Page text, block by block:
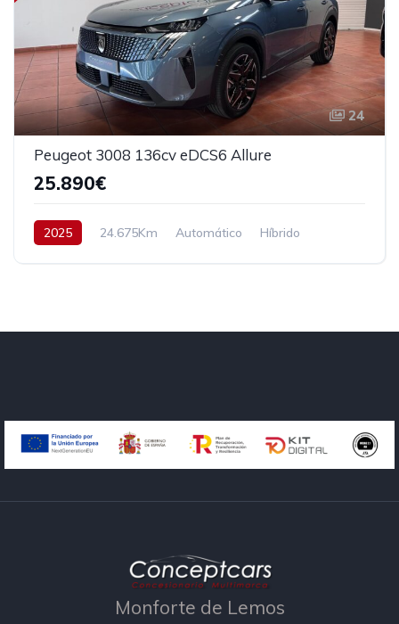
24
Peugeot 3008 136cv eDCS6 Allure
25.890€
2025 24.675Km Automático
Híbrido
Monforte de Lemos